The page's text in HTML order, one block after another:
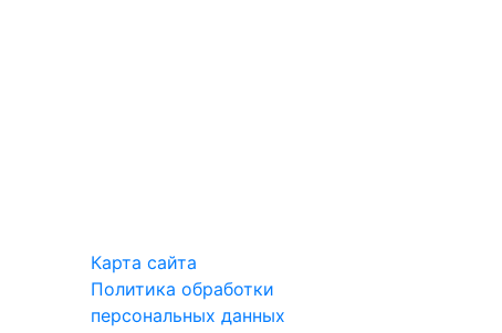
Карта сайта
Политика обработки
персональных данных